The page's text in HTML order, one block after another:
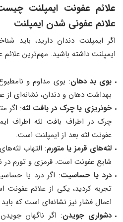
علائم عفونی شدن ایمپلنت
اگر ایمپلنت دندان دارید، باید
ایمپلنت داشته باشید. مهم‌ترین علائم
بوی بد دهان: بوی مداوم و
بهداشت دهان و دندان، نشانه‌ای از
خونریزی یا چرک در بافت لثه: اگر
چرک در اطراف بافت لثه اطراف
عفونت لثه بعد از ایمپلنت است.
لثه‌های قرمز یا متورم: التهاب
شایع عفونت است. قرمزی و تورم در
درد یا حساسیت: اگر درد یا
تجربه کردید، یکی از علائم
اعمال فشار نیز نشانه‌ای است که
دشواری جویدن: اگر ناگهان